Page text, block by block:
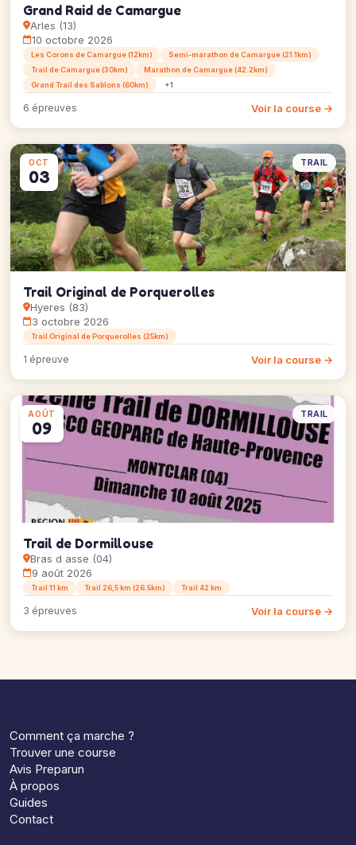
Grand Raid de Camargue
Arles (13)
10 octobre 2026
Les Corons de Camargue (12km)
Semi-marathon de Camargue (21.1km)
Trail de Camargue (30km)
Marathon de Camargue (42.2km)
Grand Trail des Sablons (60km)
+1
6 épreuves Voir la course →
OCT
03
TRAIL
Trail Original de Porquerolles
Hyeres (83)
3 octobre 2026
Trail Original de Porquerolles (25km)
1 épreuve Voir la course →
AOÛT
09
TRAIL
Trail de Dormillouse
Bras d asse (04)
9 août 2026
Trail 11 km Trail 26,5 km (26.5km) Trail 42 km
3 épreuves Voir la course →
Comment ça marche ?
Trouver une course
Avis Preparun
À propos
Guides
Contact